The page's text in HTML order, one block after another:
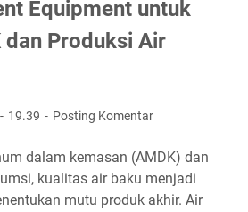
Equipment untuk
Produksi Air
19.39 Posting Komentar
dalam kemasan (AMDK) dan
kualitas air baku menjadi
mutu produk akhir. Air